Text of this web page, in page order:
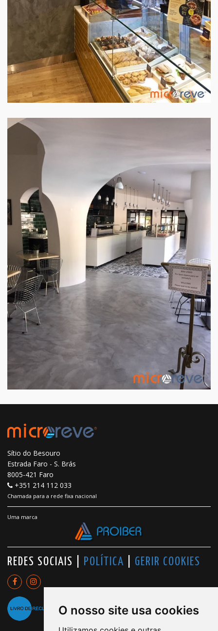
O nosso site usa cookies
RESTAURANTE
Sítio do Besouro
Estrada Faro - S. Brás
8005-421 Faro
+351 214 112 033
Chamada para a rede fixa nacional
Uma marca
REDES SOCIAIS | POLÍTICA GERIR COOKIES